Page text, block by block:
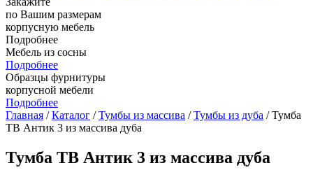
по Вашим размерам
корпусную мебель
Подробнее
Мебель из сосны
Подробнее
Образцы фурнитуры
корпусной мебели
Подробнее
Главная /Каталог /Тумбы из массива /Тумбы из дуба / Тумба
ТВ Антик 3 из массива дуба
Тумба ТВ Антик 3 из массива дуба